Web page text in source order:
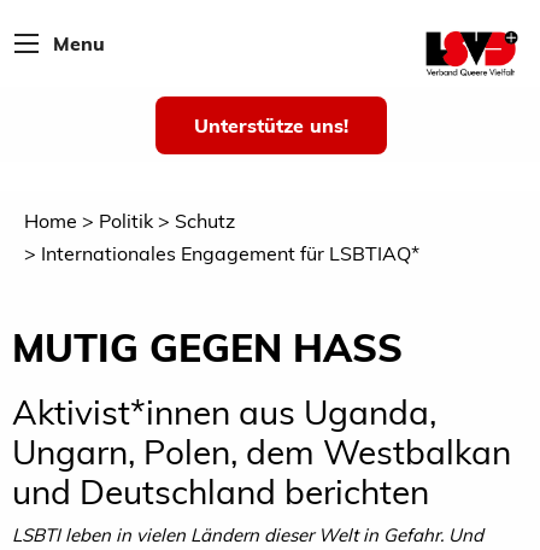
Menu
Unterstütze uns!
Home Politik
Schutz
Internationales Engagement für LSBTIAQ*
MUTIG GEGEN HASS
Aktivist*innen aus Uganda,
Ungarn, Polen, dem Westbalkan
und Deutschland berichten
LSBTI leben in vielen Ländern dieser Welt in Gefahr. Und